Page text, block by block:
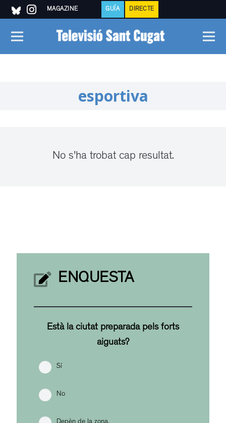
MAGAZINE GUÍA DIRECTE
esportiva
No s'ha trobat cap resultat.
ENQUESTA
Està la ciutat preparada pels forts
aiguats?
Sí
No